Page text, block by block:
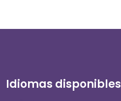
Idiomas disponibles